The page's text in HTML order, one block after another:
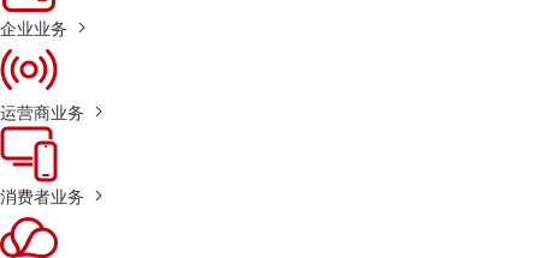
企业业务
运营商业务
消费者业务